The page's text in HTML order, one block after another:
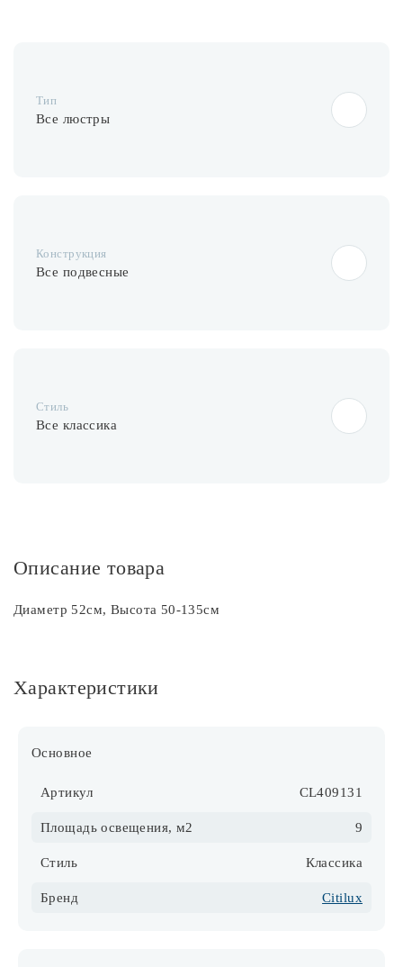
Контакты
Тип
Все люстры
Конструкция
Все подвесные
Стиль
Все классика
Описание товара
Диаметр 52см, Высота 50-135см
Характеристики
Основное
Артикул CL409131
Площадь освещения, м2 9
Стиль Классика
Бренд Citilux